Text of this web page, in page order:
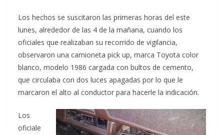
Los hechos se suscitaron las primeras horas del este
lunes, alrededor de las 4 de la mañana, cuando los
oficiales que realizaban su recorrido de vigilancia,
observaron una camioneta pick up, marca Toyota color
blanco, modelo 1986 cargada con bultos de cemento,
que circulaba con dos luces apagadas por lo que le
marcaron el alto al conductor para hacerle la indicación.
Los
oficiale